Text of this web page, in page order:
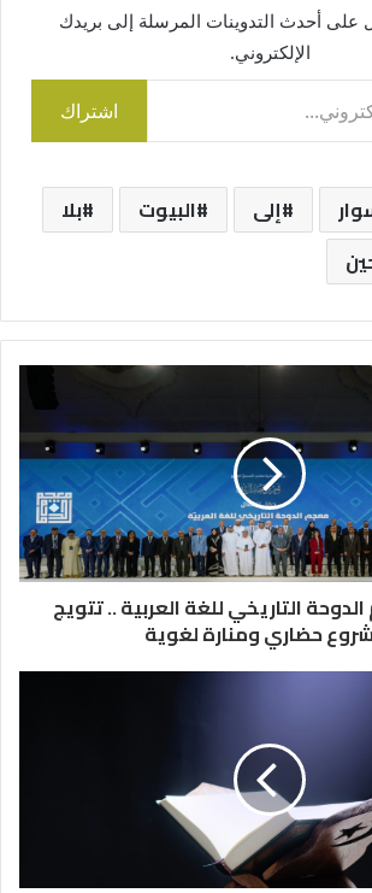
أحدث التدوينات المرسلة إلى بريدك
الإلكتروني.
اشتراك
إلى البيوت
بلا
التاريخي للغة العربية .. تتويج
حضاري ومنارة لغوية